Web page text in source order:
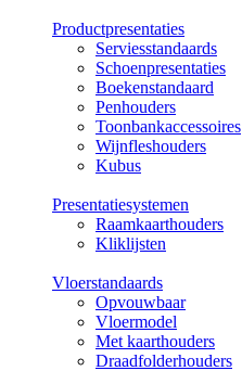
Productpresentaties
Serviesstandaards
Schoenpresentaties
Boekenstandaard
Penhouders
Toonbankaccessoires
Wijnfleshouders
Kubus
Presentatiesystemen
Raamkaarthouders
Kliklijsten
Vloerstandaards
Opvouwbaar
Vloermodel
Met kaarthouders
Draadfolderhouders